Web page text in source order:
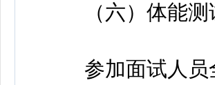
（六）体能测
参加面试人员